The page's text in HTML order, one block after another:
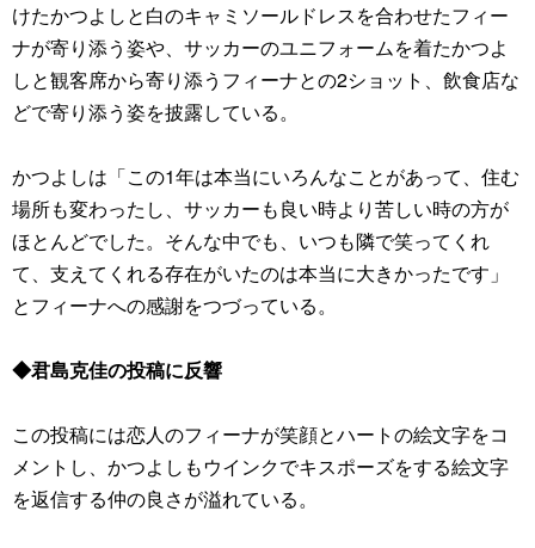
けたかつよしと白のキャミソールドレスを合わせたフィー
ナが寄り添う姿や、サッカーのユニフォームを着たかつよ
しと観客席から寄り添うフィーナとの2ショット、飲食店な
どで寄り添う姿を披露している。
かつよしは「この1年は本当にいろんなことがあって、住む
場所も変わったし、サッカーも良い時より苦しい時の方が
ほとんどでした。そんな中でも、いつも隣で笑ってくれ
て、支えてくれる存在がいたのは本当に大きかったです」
とフィーナへの感謝をつづっている。
◆君島克佳の投稿に反響
この投稿には恋人のフィーナが笑顔とハートの絵文字をコ
メントし、かつよしもウインクでキスポーズをする絵文字
を返信する仲の良さが溢れている。